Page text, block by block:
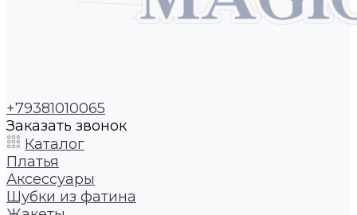
+79381010065
Заказать звонок
Каталог
Платья
Аксессуары
Шубки из фатина